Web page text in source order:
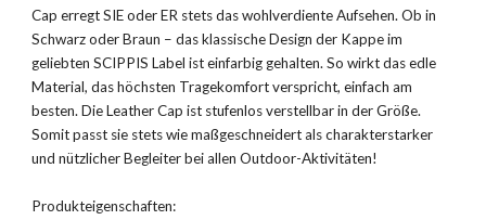
Cap erregt SIE oder ER stets das wohlverdiente Aufsehen. Ob in
Schwarz oder Braun – das klassische Design der Kappe im
geliebten SCIPPIS Label ist einfarbig gehalten. So wirkt das edle
Material, das höchsten Tragekomfort verspricht, einfach am
besten. Die Leather Cap ist stufenlos verstellbar in der Größe.
Somit passt sie stets wie maßgeschneidert als charakterstarker
und nützlicher Begleiter bei allen Outdoor-Aktivitäten!
Produkteigenschaften: